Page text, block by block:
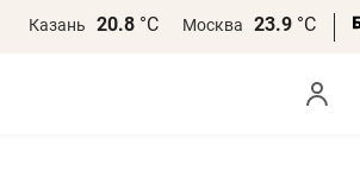
Казань 20.8 °С Москва 23.9 °С